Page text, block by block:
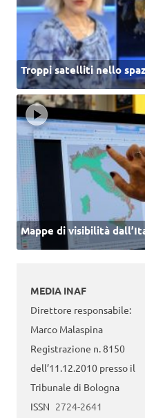
Troppi satelliti nello
Mappe di visibilità
MEDIA INAF
Direttore responsabile:
Marco Malaspina
Registrazione n. 8150
dell’11.12.2010 presso il
Tribunale di Bologna
ISSN 2724-2641